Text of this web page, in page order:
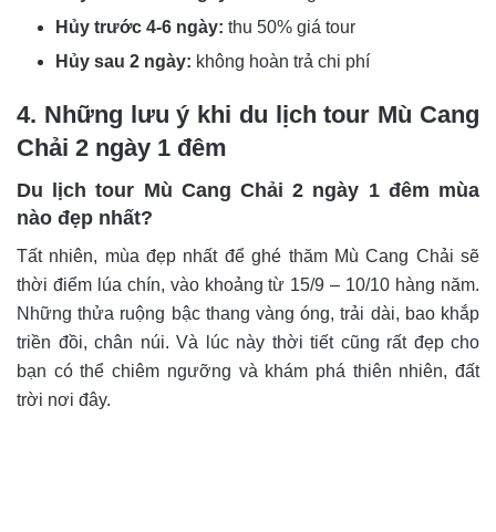
Hủy trước 4-6 ngày: thu 50% giá tour
Hủy sau 2 ngày: không hoàn trả chi phí
4. Những lưu ý khi du lịch tour Mù Cang
Chải 2 ngày 1 đêm
Du lịch tour Mù Cang Chải 2 ngày 1 đêm mùa
nào đẹp nhất?
Tất nhiên, mùa đẹp nhất để ghé thăm Mù Cang Chải sẽ
thời điểm lúa chín, vào khoảng từ 15/9 – 10/10 hàng năm.
Những thửa ruộng bậc thang vàng óng, trải dài, bao khắp
triền đồi, chân núi. Và lúc này thời tiết cũng rất đẹp cho
bạn có thể chiêm ngưỡng và khám phá thiên nhiên, đất
trời nơi đây.